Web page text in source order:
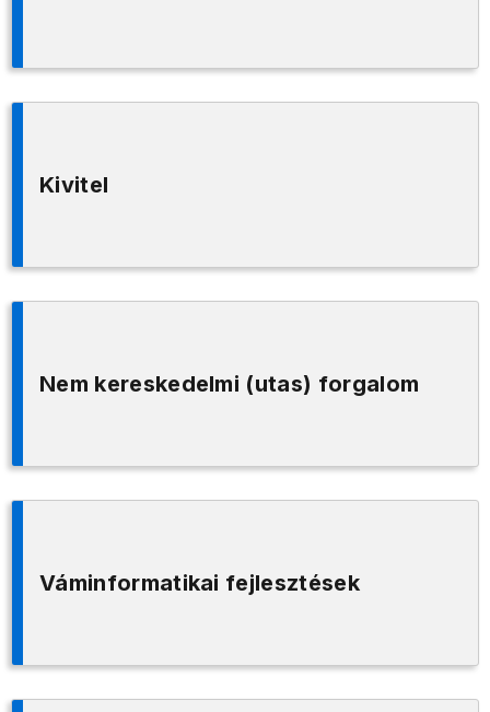
Kivitel
Nem kereskedelmi (utas) forgalom
Váminformatikai fejlesztések